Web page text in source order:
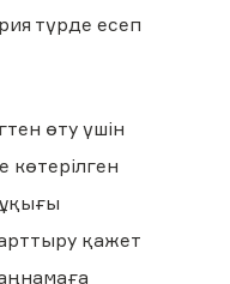
түрде есеп
өту үшін
көтерілген
қажет